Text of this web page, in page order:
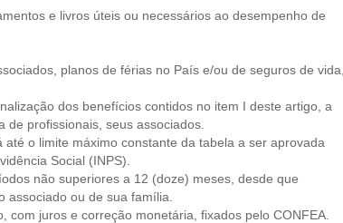
e livros úteis ou necessários ao desempenho de
planos de férias no País e/ou de seguros de vida,
dos benefícios contidos no item I deste artigo, a
profissionais, seus associados.
o limite máximo constante da tabela a ser aprovada
Social (INPS).
não superiores a 12 (doze) meses, desde que
associado ou de sua família.
juros e correção monetária, fixados pelo CONFEA.